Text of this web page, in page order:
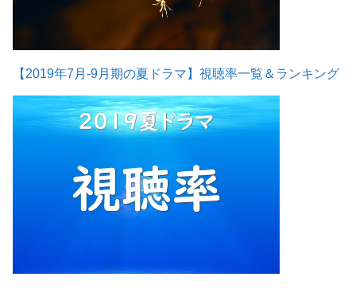
【2019年7月-9月期の夏ドラマ】視聴率一覧＆ランキング